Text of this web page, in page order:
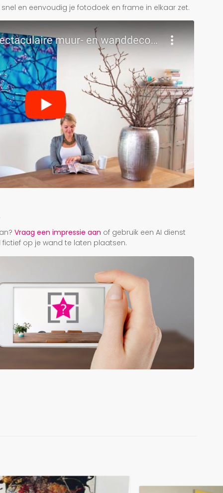
en eenvoudig je fotodoek en frame in elkaar zet.
Vraag een impressie aan of gebruik een AI dienst
op je wand te laten plaatsen.